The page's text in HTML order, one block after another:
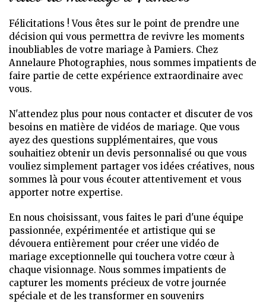
Félicitations ! Vous êtes sur le point de prendre une
décision qui vous permettra de revivre les moments
inoubliables de votre mariage à Pamiers. Chez
Annelaure Photographies, nous sommes impatients de
faire partie de cette expérience extraordinaire avec
vous.
N'attendez plus pour nous contacter et discuter de vos
besoins en matière de vidéos de mariage. Que vous
ayez des questions supplémentaires, que vous
souhaitiez obtenir un devis personnalisé ou que vous
vouliez simplement partager vos idées créatives, nous
sommes là pour vous écouter attentivement et vous
apporter notre expertise.
En nous choisissant, vous faites le pari d'une équipe
passionnée, expérimentée et artistique qui se
dévouera entièrement pour créer une vidéo de
mariage exceptionnelle qui touchera votre cœur à
chaque visionnage. Nous sommes impatients de
capturer les moments précieux de votre journée
spéciale et de les transformer en souvenirs